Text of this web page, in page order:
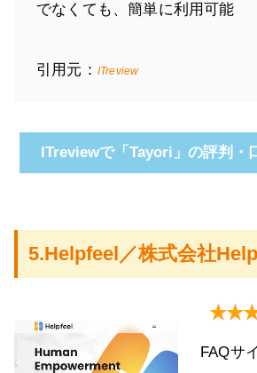
でなくても、簡単に利用可能
引用元： ITreview
ITreviewで「Tayori」の評判・
5.Helpfeel／株式会社
FAQサ